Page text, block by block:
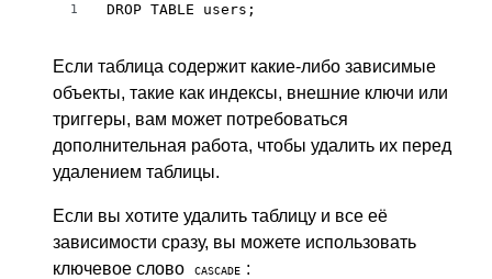
1 DROP TABLE users;
Если таблица содержит какие-либо зависимые
объекты, такие как индексы, внешние ключи или
триггеры, вам может потребоваться
дополнительная работа, чтобы удалить их перед
удалением таблицы.
Если вы хотите удалить таблицу и все её
зависимости сразу, вы можете использовать
ключевое слово
CASCADE :